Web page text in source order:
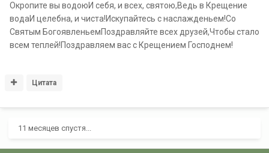
Окропите вы водоюИ себя, и всех, святою,Ведь в Крещение
водаИ целебна, и чиста!Искупайтесь с наслажденьем!Со
Святым БогоявленьемПоздравляйте всех друзей,Чтобы стало
всем теплей!Поздравляем вас с Крещением Господнем!
Цитата
11 месяцев спустя...